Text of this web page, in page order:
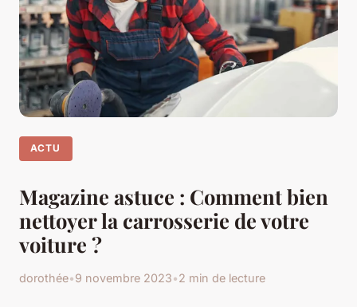
ACTU
Magazine astuce : Comment bien
nettoyer la carrosserie de votre
voiture ?
dorothée•9 novembre 2023•2 min de lecture